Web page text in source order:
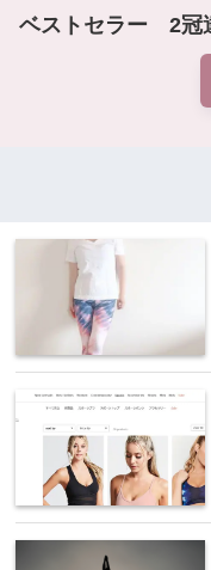
ベストセラー　2冠